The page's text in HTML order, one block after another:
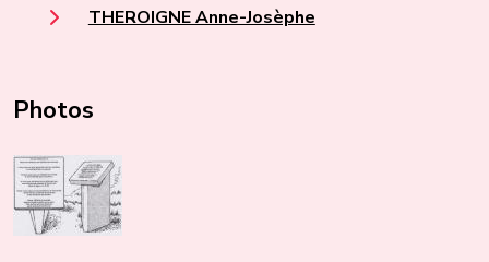
THEROIGNE Anne-Josèphe
Photos